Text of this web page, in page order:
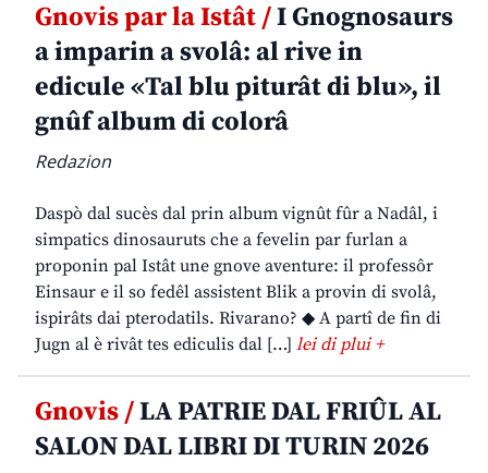
Gnovis par la Istât /I Gnognosaurs
a imparin a svolâ: al rive in
edicule «Tal blu piturât di blu», il
gnûf album di colorâ
Redazion
Daspò dal sucès dal prin album vignût fûr a Nadâl, i
simpatics dinosauruts che a fevelin par furlan a
proponin pal Istât une gnove aventure: il professôr
Einsaur e il so fedêl assistent Blik a provin di svolâ,
ispirâts dai pterodatils. Rivarano? ◆ A partî de fin di
Jugn al è rivât tes ediculis dal […] lei di plui +
Gnovis /LA PATRIE DAL FRIÛL AL
SALON DAL LIBRI DI TURIN 2026